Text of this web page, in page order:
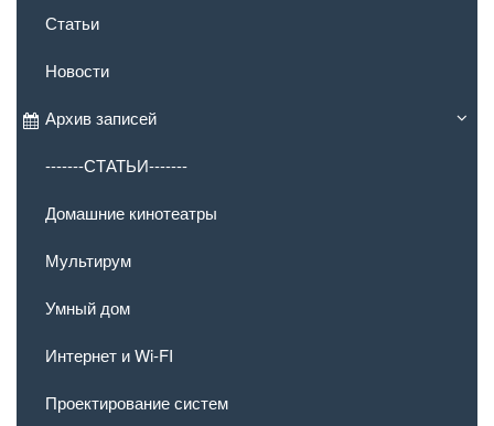
Статьи
Новости
Архив записей
-------СТАТЬИ-------
Домашние кинотеатры
Мультирум
Умный дом
Интернет и Wi-FI
Проектирование систем